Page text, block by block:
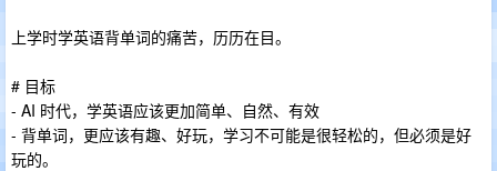
上学时学英语背单词的痛苦，历历在目。
# 目标
- AI 时代，学英语应该更加简单、自然、有效
- 背单词，更应该有趣、好玩，学习不可能是很轻松的，但必须是好
玩的。